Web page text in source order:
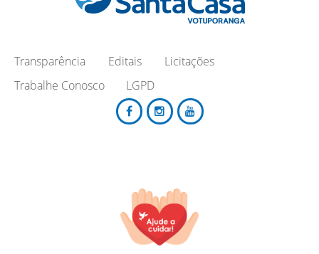
Transparência Editais
Licitações
Trabalhe Conosco
LGPD